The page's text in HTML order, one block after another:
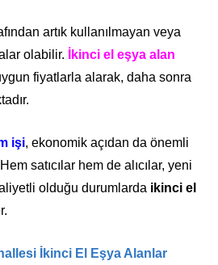
artık kullanılmayan veya
olabilir.
İkinci el eşya alan
fiyatlarla alarak, daha sonra
işi, ekonomik açıdan da önemli
satıcılar hem de alıcılar, yeni
olduğu durumlarda ikinci el
İkinci El Eşya Alanlar